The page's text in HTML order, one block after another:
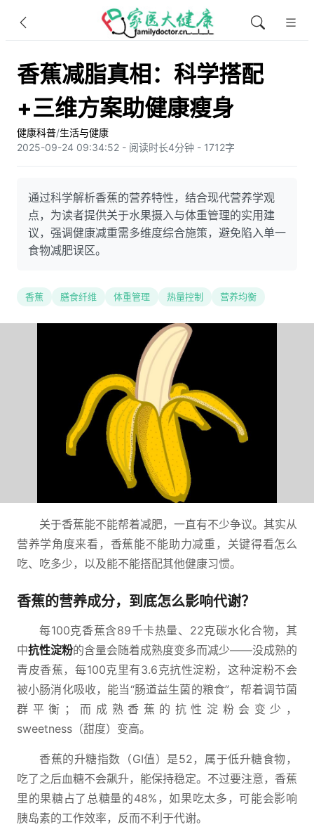
香蕉减脂真相：科学搭配
+三维方案助健康瘦身
健康科普/生活与健康
2025-09-24 09:34:52 - 阅读时长4分钟 - 1712字
通过科学解析香蕉的营养特性，结合现代营养学观
点，为读者提供关于水果摄入与体重管理的实用建
议，强调健康减重需多维度综合施策，避免陷入单一
食物减肥误区。
香蕉 膳食纤维 体重管理 热量控制 营养均衡
关于香蕉能不能帮着减肥，一直有不少争议。其实从
营养学角度来看，香蕉能不能助力减重，关键得看怎么
吃、吃多少，以及能不能搭配其他健康习惯。
香蕉的营养成分，到底怎么影响代谢？
每100克香蕉含89千卡热量、22克碳水化合物，其
中抗性淀粉的含量会随着成熟度变多而减少——没成熟的
青皮香蕉，每100克里有3.6克抗性淀粉，这种淀粉不会
被小肠消化吸收，能当“肠道益生菌的粮食”，帮着调节菌
群平衡；而成熟香蕉的抗性淀粉会变少，
sweetness（甜度）变高。
香蕉的升糖指数（GI值）是52，属于低升糖食物，
吃了之后血糖不会飙升，能保持稳定。不过要注意，香蕉
里的果糖占了总糖量的48%，如果吃太多，可能会影响
胰岛素的工作效率，反而不利于代谢。